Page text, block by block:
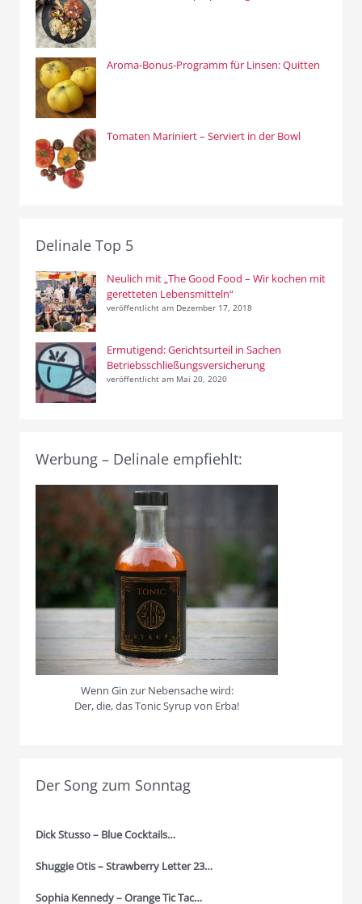
Aroma-Bonus-Programm für Linsen: Quitten
Tomaten Mariniert – Serviert in der Bowl
Delinale Top 5
Neulich mit „The Good Food – Wir kochen mit
geretteten Lebensmitteln“
veröffentlicht am Dezember 17, 2018
Ermutigend: Gerichtsurteil in Sachen
Betriebsschließungsversicherung
veröffentlicht am Mai 20, 2020
Werbung – Delinale empfiehlt:
Wenn Gin zur Nebensache wird:
Der, die, das Tonic Syrup von Erba!
Der Song zum Sonntag
Dick Stusso – Blue Cocktails…
Shuggie Otis – Strawberry Letter 23…
Sophia Kennedy – Orange Tic Tac…